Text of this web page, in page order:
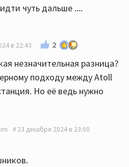
чуть дальше ....
в 22:43 2
незначительная разница?
подходу между Atoll
Но её ведь нужно
23 декабря 2024 в 23:00